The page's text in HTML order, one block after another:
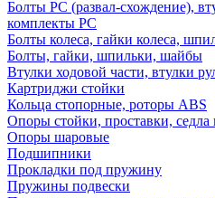
Болты РС (развал-схождение),
комплекты РС
Болты колеса, гайки колеса,
Болты, гайки, шпильки, шайбы
Втулки ходовой части, втулки
Картриджи стойки
Кольца стопорные, роторы ABS
Опоры стойки, проставки,
Опоры шаровые
Подшипники
Прокладки под пружину
Пружины подвески